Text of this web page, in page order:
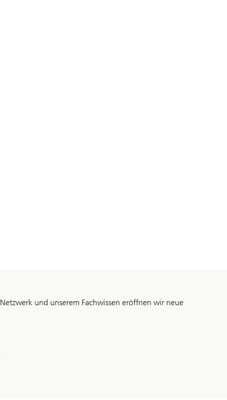
und unserem Fachwissen eröffnen wir neue